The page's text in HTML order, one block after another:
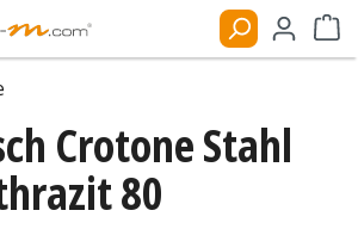
Crotone Stahl
80